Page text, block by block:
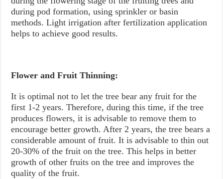
during pod formation, using sprinkler or basin
methods. Light irrigation after fertilization application
helps to achieve good results.
Flower and Fruit Thinning:
It is optimal not to let the tree bear any fruit for the
first 1-2 years. Therefore, during this time, if the tree
produces flowers, it is advisable to remove them to
encourage better growth. After 2 years, the tree bears a
considerable amount of fruit. It is advisable to thin out
20-30% of the fruit on the tree. This helps in better
growth of other fruits on the tree and improves the
quality of the fruit.